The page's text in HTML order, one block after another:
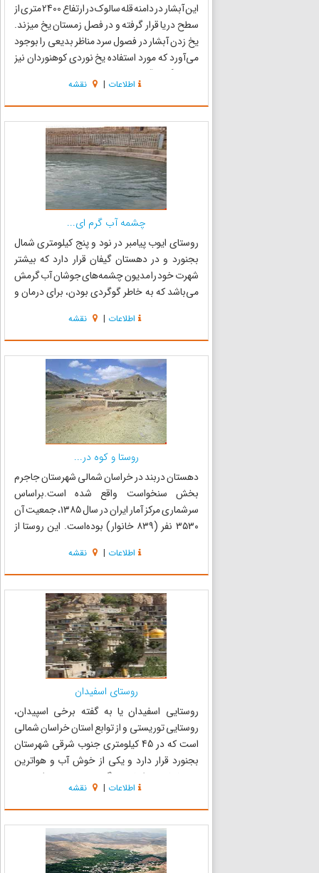
این آبشار در دامنه قله سالوک در ارتفاع 2400 متری از
سطح دریا قرار گرفته و در فصل زمستان یخ میزند.
یخ زدن آبشار در فصول سرد مناظر بدیعی را بوجود
می‌آورد که مورد استفاده یخ نوردی کوهنوردان نیز
قرار میگیرد. آبشار سالوک در پارک ملی سالوک قرار
گرفته و یکی از مناطق تحت حفاظت سازمان
حفاظت مح...
اطلاعات | نقشه
چشمه آب گرم ای...
روستای ایوب پیامبر در نود و پنج کیلومتری شمال
بجنورد و در دهستان گیفان قرار دارد که بیشتر
شهرت خود را مدیون چشمه‌های جوشان آب گرمش
می‌باشد که به خاطر گوگردی بودن، برای درمان و
آب گرم ایوب پیامبر جزو شش چشمه آب‌گرم برتر
کشور و یک منطقه نمونه گر...
اطلاعات | نقشه
روستا و کوه در...
دهستان دربند در خراسان شمالی شهرستان جاجرم
بخش سنخواست واقع شده است.براساس
سرشماری مرکز آمار ایران در سال ۱۳۸۵، جمعیت آن
۳۵۳۰ نفر (۸۳۹ خانوار) بوده‌است. این روستا از
و از شرق به کوه‌های سالوک و از غرب به کوه‌های بهار
و در جنوب غرب این روستا ...
اطلاعات | نقشه
روستای اسفیدان
روستایی اسفیدان یا به گفته برخی اسپیدان،
روستایی توریستی و از توابع استان خراسان شمالی
است که در 45 کیلومتری جنوب شرقی شهرستان
بجنورد قرار دارد و یکی از خوش آب و هواترین
روستاهای خراسان بزرگ محسوب می‌شود، به
گونه‌ای که در سال 85 به عنوان زیباترین روستای
ایران انتخاب شد. این روستای بکر...
اطلاعات | نقشه